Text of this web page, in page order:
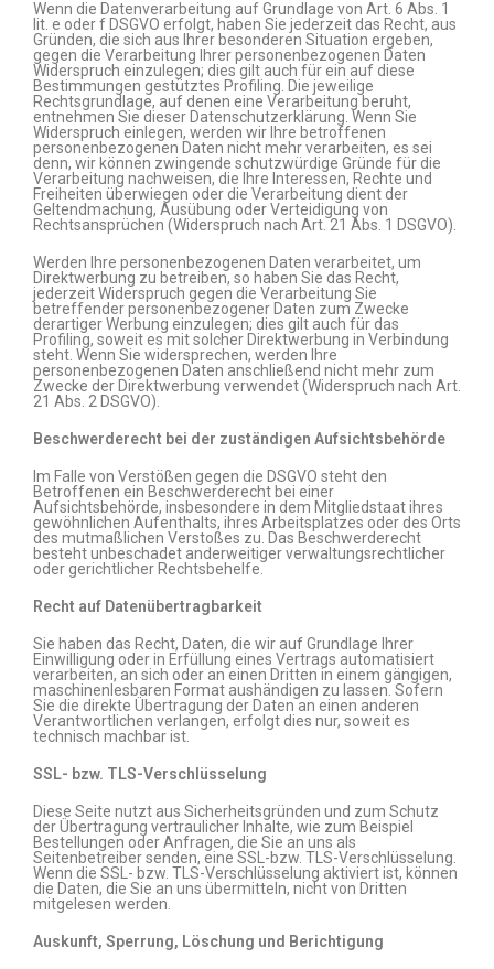
Wenn die Datenverarbeitung auf Grundlage von Art. 6 Abs. 1
lit. e oder f DSGVO erfolgt, haben Sie jederzeit das Recht, aus
Gründen, die sich aus Ihrer besonderen Situation ergeben,
gegen die Verarbeitung Ihrer personenbezogenen Daten
Widerspruch einzulegen; dies gilt auch für ein auf diese
Bestimmungen gestütztes Profiling. Die jeweilige
Rechtsgrundlage, auf denen eine Verarbeitung beruht,
entnehmen Sie dieser Datenschutzerklärung. Wenn Sie
Widerspruch einlegen, werden wir Ihre betroffenen
personenbezogenen Daten nicht mehr verarbeiten, es sei
denn, wir können zwingende schutzwürdige Gründe für die
Verarbeitung nachweisen, die Ihre Interessen, Rechte und
Freiheiten überwiegen oder die Verarbeitung dient der
Geltendmachung, Ausübung oder Verteidigung von
Rechtsansprüchen (Widerspruch nach Art. 21 Abs. 1 DSGVO).
Werden Ihre personenbezogenen Daten verarbeitet, um
Direktwerbung zu betreiben, so haben Sie das Recht,
jederzeit Widerspruch gegen die Verarbeitung Sie
betreffender personenbezogener Daten zum Zwecke
derartiger Werbung einzulegen; dies gilt auch für das
Profiling, soweit es mit solcher Direktwerbung in Verbindung
steht. Wenn Sie widersprechen, werden Ihre
personenbezogenen Daten anschließend nicht mehr zum
Zwecke der Direktwerbung verwendet (Widerspruch nach Art.
21 Abs. 2 DSGVO).
Beschwerderecht bei der zuständigen Aufsichtsbehörde
Im Falle von Verstößen gegen die DSGVO steht den
Betroffenen ein Beschwerderecht bei einer
Aufsichtsbehörde, insbesondere in dem Mitgliedstaat ihres
gewöhnlichen Aufenthalts, ihres Arbeitsplatzes oder des Orts
des mutmaßlichen Verstoßes zu. Das Beschwerderecht
besteht unbeschadet anderweitiger verwaltungsrechtlicher
oder gerichtlicher Rechtsbehelfe.
Recht auf Datenübertragbarkeit
Sie haben das Recht, Daten, die wir auf Grundlage Ihrer
Einwilligung oder in Erfüllung eines Vertrags automatisiert
verarbeiten, an sich oder an einen Dritten in einem gängigen,
maschinenlesbaren Format aushändigen zu lassen. Sofern
Sie die direkte Übertragung der Daten an einen anderen
Verantwortlichen verlangen, erfolgt dies nur, soweit es
technisch machbar ist.
SSL- bzw. TLS-Verschlüsselung
Diese Seite nutzt aus Sicherheitsgründen und zum Schutz
der Übertragung vertraulicher Inhalte, wie zum Beispiel
Bestellungen oder Anfragen, die Sie an uns als
Seitenbetreiber senden, eine SSL-bzw. TLS-Verschlüsselung.
Wenn die SSL- bzw. TLS-Verschlüsselung aktiviert ist, können
die Daten, die Sie an uns übermitteln, nicht von Dritten
mitgelesen werden.
Auskunft, Sperrung, Löschung und Berichtigung